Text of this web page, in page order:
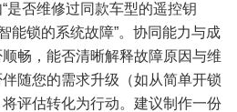
是否维修过同款车型的遥控钥
能锁的系统故障”。协同能力与成
畅，能否清晰解释故障原因与维
随您的需求升级（如从简单开锁
评估转化为行动。建议制作一份